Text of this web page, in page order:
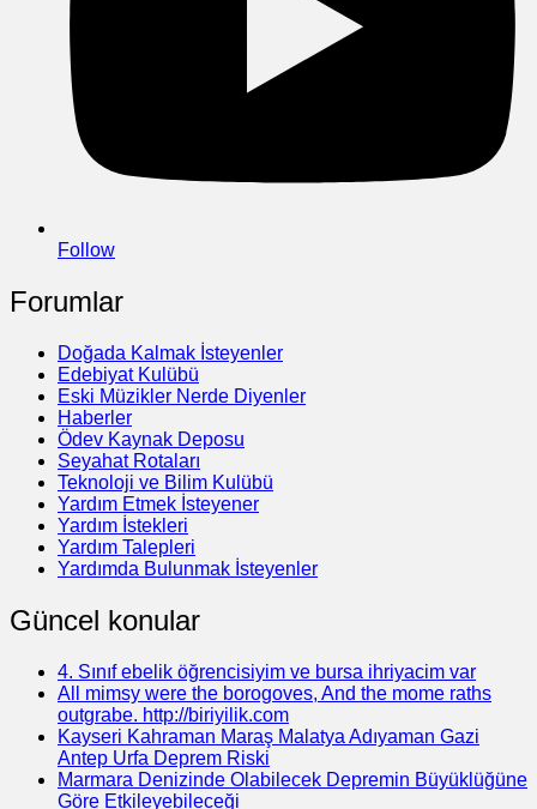
Follow
Forumlar
Doğada Kalmak İsteyenler
Edebiyat Kulübü
Eski Müzikler Nerde Diyenler
Haberler
Ödev Kaynak Deposu
Seyahat Rotaları
Teknoloji ve Bilim Kulübü
Yardım Etmek İsteyener
Yardım İstekleri
Yardım Talepleri
Yardımda Bulunmak İsteyenler
Güncel konular
4. Sınıf ebelik öğrencisiyim ve bursa ihriyacim var
All mimsy were the borogoves, And the mome raths
outgrabe. http://biriyilik.com
Kayseri Kahraman Maraş Malatya Adıyaman Gazi
Antep Urfa Deprem Riski
Marmara Denizinde Olabilecek Depremin Büyüklüğüne
Göre Etkileyebileceği